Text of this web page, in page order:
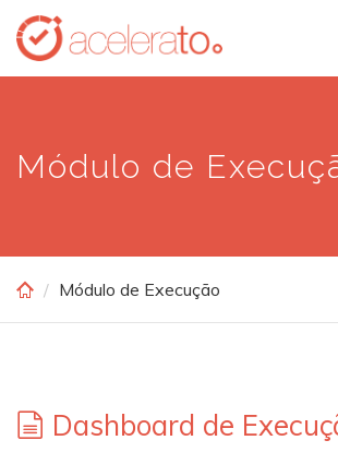
Skip
main
Módulo de
Módulo de Execução
Dashboard de